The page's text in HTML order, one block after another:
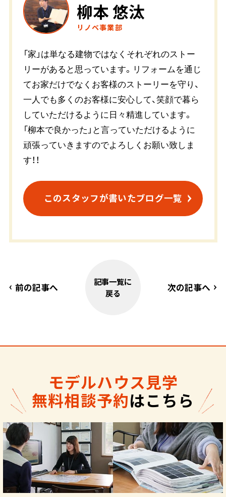
柳本 悠汰
リノベ事業部
「家」は単なる建物ではなくそれぞれのストー
リーがあると思っています。リフォームを通じ
てお家だけでなくお客様のストーリーを守り、
一人でも多くのお客様に安心して、笑顔で暮ら
していただけるように日々精進しています。
「柳本で良かった」と言っていただけるように
頑張っていきますのでよろしくお願い致しま
す！！
このスタッフが書いたブログ一覧
前の記事へ
記事一覧に
戻る
次の記事へ
モデルハウス見学
無料相談予約はこちら